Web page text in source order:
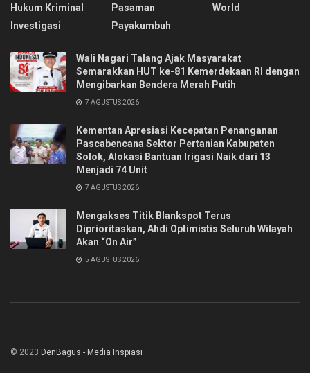
Hukum Kriminal
Investigasi
Pasaman
Payakumbuh
World
Wali Nagari Talang Ajak Masyarakat
Semarakkan HUT ke-81 Kemerdekaan RI dengan
Mengibarkan Bendera Merah Putih
7 AGUSTUS 2026
Kementan Apresiasi Kecepatan Penanganan
Pascabencana Sektor Pertanian Kabupaten
Solok, Alokasi Bantuan Irigasi Naik dari 13
Menjadi 74 Unit
7 AGUSTUS 2026
Mengakses Titik Blankspot Terus
Diprioritaskan, Ahdi Optimistis Seluruh Wilayah
Akan “On Air”
5 AGUSTUS 2026
© 2023 DenBagus - Media Inspiasi